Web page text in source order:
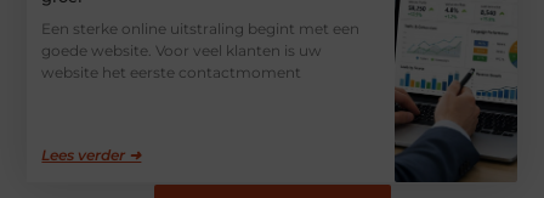
Een sterke online uitstraling begint met een
goede website. Voor veel klanten is uw
website het eerste contactmoment
Lees verder ➜